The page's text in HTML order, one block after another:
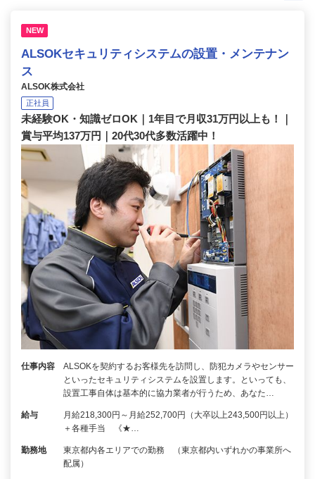
NEW
ALSOKセキュリティシステムの設置・メンテナン
ス
ALSOK株式会社
正社員
未経験OK・知識ゼロOK｜1年目で月収31万円以上も！｜
賞与平均137万円｜20代30代多数活躍中！
仕事内容
ALSOKを契約するお客様先を訪問し、防犯カメラやセンサー
といったセキュリティシステムを設置します。といっても、
設置工事自体は基本的に協力業者が行うため、あなた…
給与
月給218,300円～月給252,700円（大卒以上243,500円以上）
＋各種手当 《★…
勤務地
東京都内各エリアでの勤務 （東京都内いずれかの事業所へ
配属）